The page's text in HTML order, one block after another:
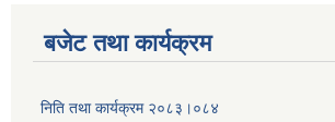
बजेट तथा कार्यक्रम
निति तथा कार्यक्रम २०८३।०८४